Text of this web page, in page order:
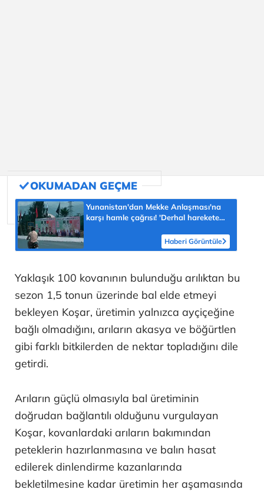
Yunanistan'dan Mekke Anlaşması'na
karşı hamle çağrısı! 'Derhal harekete
Haberi Görüntüle
Yaklaşık 100 kovanının bulunduğu arılıktan bu
sezon 1,5 tonun üzerinde bal elde etmeyi
bekleyen Koşar, üretimin yalnızca ayçiçeğine
bağlı olmadığını, arıların akasya ve böğürtlen
gibi farklı bitkilerden de nektar topladığını dile
getirdi.
Arıların güçlü olmasıyla bal üretiminin
doğrudan bağlantılı olduğunu vurgulayan
Koşar, kovanlardaki arıların bakımından
peteklerin hazırlanmasına ve balın hasat
edilerek dinlendirme kazanlarında
bekletilmesine kadar üretimin her aşamasında